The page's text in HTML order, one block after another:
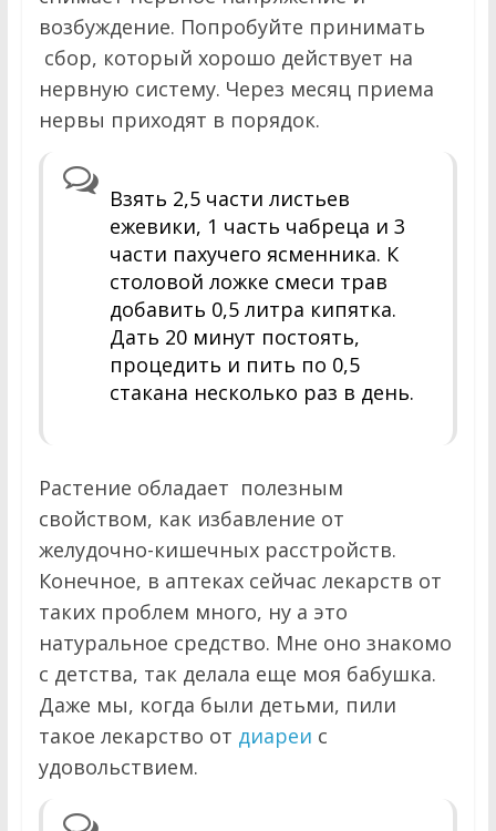
возбуждение. Попробуйте принимать
сбор, который хорошо действует на
нервную систему. Через месяц приема
нервы приходят в порядок.
Взять 2,5 части листьев
ежевики, 1 часть чабреца и 3
части пахучего ясменника. К
столовой ложке смеси трав
добавить 0,5 литра кипятка.
Дать 20 минут постоять,
процедить и пить по 0,5
стакана несколько раз в день.
Растение обладает полезным
свойством, как избавление от
желудочно-кишечных расстройств.
Конечное, в аптеках сейчас лекарств от
таких проблем много, ну а это
натуральное средство. Мне оно знакомо
с детства, так делала еще моя бабушка.
Даже мы, когда были детьми, пили
такое лекарство от диареи с
удовольствием.